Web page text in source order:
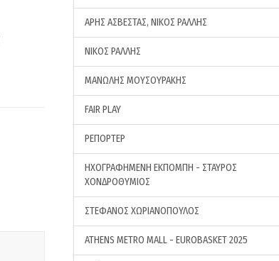
ΑΡΗΣ ΑΣΒΕΣΤΑΣ, ΝΙΚΟΣ ΡΑΛΛΗΣ
ΝΙΚΟΣ ΡΑΛΛΗΣ
ΜΑΝΩΛΗΣ ΜΟΥΣΟΥΡΑΚΗΣ
FAIR PLAY
ΡΕΠΟΡΤΕΡ
ΗΧΟΓΡΑΦΗΜΕΝΗ ΕΚΠΟΜΠΗ - ΣΤΑΥΡΟΣ
ΧΟΝΔΡΟΘΥΜΙΟΣ
ΣΤΕΦΑΝΟΣ ΧΩΡΙΑΝΟΠΟΥΛΟΣ
ATHENS METRO MALL - EUROBASKET 2025